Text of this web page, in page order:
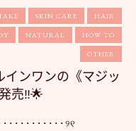
SKIN CARE HAIR
NATURAL HOW TO
OTHER
ンワンの《マジッ
売‼️🌟
･･････････୨୧